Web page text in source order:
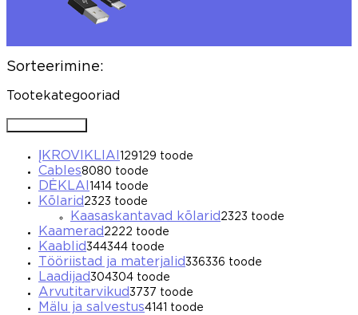
Sorteerimine:
Tootekategooriad
ĮKROVIKLIAI 129 129 toode
Cables8080 toode
DĖKLAI 14 14 toode
Kõlarid 2323 toode
Kaasaskantavad kõlarid 2323 toode
Kaamerad 2222 toode
Kaablid344344 toode
Tööriistad ja materjalid336336 toode
Laadijad304304 toode
Arvutitarvikud3737 toode
Mälu ja salvestus41 41 toode